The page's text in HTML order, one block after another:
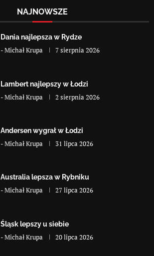
NAJNOWSZE
Dania najlepsza w Rydze
-Michał Krupa 7 sierpnia 2026
Lambert najlepszy w Łodzi
-Michał Krupa 2 sierpnia 2026
Andersen wygrał w Łodzi
-Michał Krupa 31 lipca 2026
Australia lepsza w Rybniku
-Michał Krupa 27 lipca 2026
Śląsk lepszy u siebie
-Michał Krupa 20 lipca 2026